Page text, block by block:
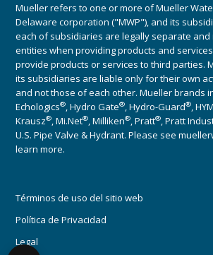
Mueller refers to one or more of Mueller
Delaware corporation ("MWP"), and its
each of subsidiaries are legally separate
entities when providing products and
provide products or services to third parties.
its subsidiaries are liable only for their own
and not those of each other. Mueller brands
Echologics®, Hydro Gate®, Hydro-Guard®,
Krausz®, Mi.Net®, Milliken®, Pratt®, Pratt
U.S. Pipe Valve & Hydrant. Please see
learn more.
Términos de uso del sitio web
Política de Privacidad
Legal